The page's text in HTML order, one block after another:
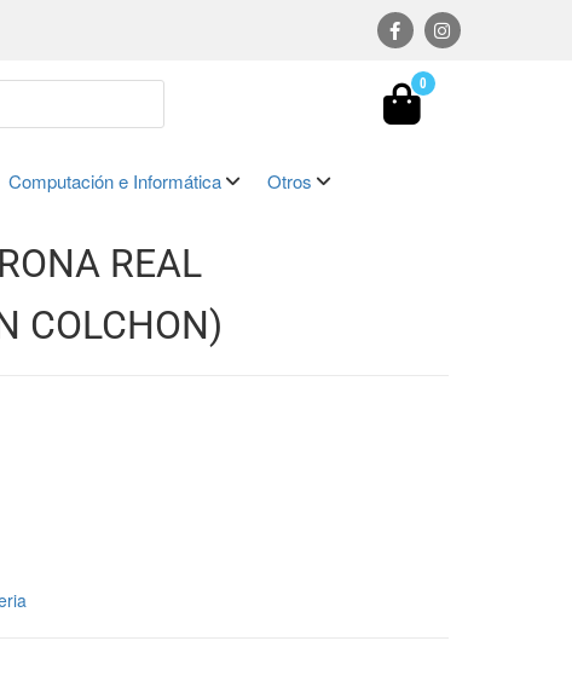
0
Computación e Informática Otros
REAL
COLCHON)